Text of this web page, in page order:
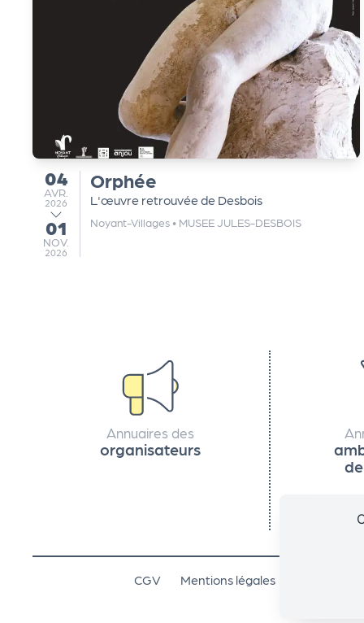
du
04
AVRIL
AVR.
2026
au
01
NOVEMBRE
NOV.
2026
Orphée
L'œuvre retrouvée de Desbois
Noyant-Villages • MUSEE JULES-DESBOIS
Annuaires des
organisateurs
CGV Mentions légales
e
s
L
o